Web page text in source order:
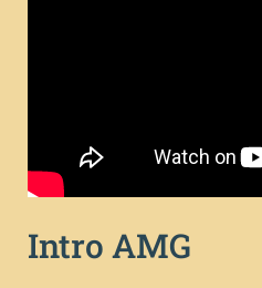
Intro AMG